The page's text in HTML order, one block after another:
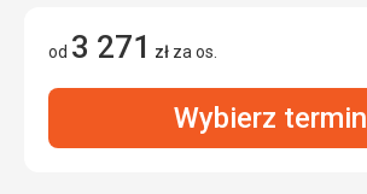
od 3 271 zł za os.
Wybierz termin